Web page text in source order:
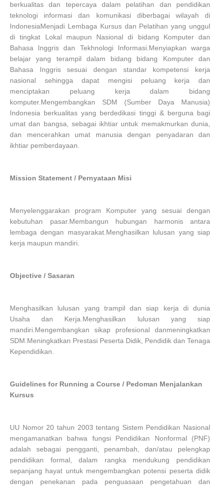
berkualitas dan tepercaya dalam pelatihan dan pendidikan
teknologi informasi dan komunikasi diberbagai wilayah di
IndonesiaMenjadi Lembaga Kursus dan Pelatihan yang unggul
di tingkat Lokal maupun Nasional di bidang Komputer dan
Bahasa Inggris dan Tekhnologi Informasi.Menyiapkan warga
belajar yang terampil dalam bidang bidang Komputer dan
Bahasa Inggris sesuai dengan standar kompetensi kerja
nasional sehingga dapat mengisi peluang kerja dan
menciptakan peluang kerja dalam bidang
komputer.Mengembangkan SDM (Sumber Daya Manusia)
Indonesia berkualitas yang berdedikasi tinggi & berguna bagi
umat dan bangsa, sebagai ikhtiar untuk memakmurkan dunia,
dan mencerahkan umat manusia dengan penyadaran dan
ikhtiar pemberdayaan.
Mission Statement / Pernyataan Misi
Menyelenggarakan program Komputer yang sesuai dengan
kebutuhan pasar.Membangun hubungan harmonis antara
lembaga dengan masyarakat.Menghasilkan lulusan yang siap
kerja maupun mandiri.
Objective / Sasaran
Menghasilkan lulusan yang trampil dan siap kerja di dunia
Usaha dan Kerja.Menghasilkan lulusan yang siap
mandiri.Mengembangkan sikap profesional danmeningkatkan
SDM.Meningkatkan Prestasi Peserta Didik, Pendidik dan Tenaga
Kependidikan.
Guidelines for Running a Course / Pedoman Menjalankan
Kursus
UU Nomor 20 tahun 2003 tentang Sistem Pendidikan Nasional
mengamanatkan bahwa fungsi Pendidikan Nonformal (PNF)
adalah sebagai pengganti, penambah, dan/atau pelengkap
pendidikan formal, dalam rangka mendukung pendidikan
sepanjang hayat untuk mengembangkan potensi peserta didik
dengan penekanan pada penguasaan pengetahuan dan